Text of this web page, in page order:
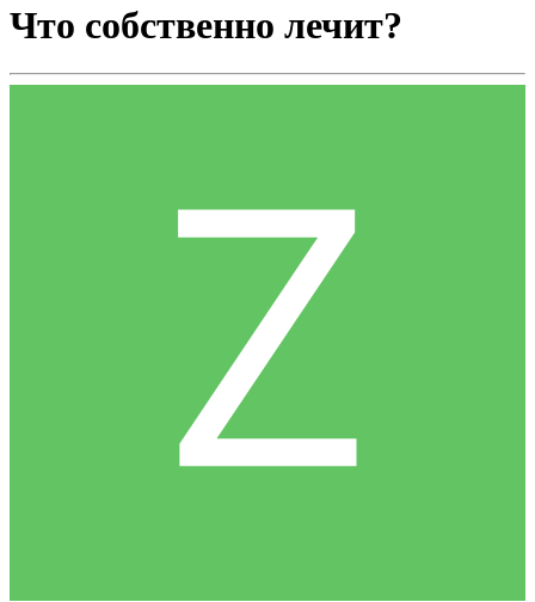
Что собственно лечит?